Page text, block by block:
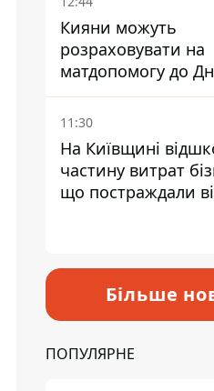
Кияни можуть
розраховувати на
матдопомогу до
незалежності -
дадуть
11:30
На Київщині
частину витрат
що постраждали
Більше
ПОПУЛЯРНЕ